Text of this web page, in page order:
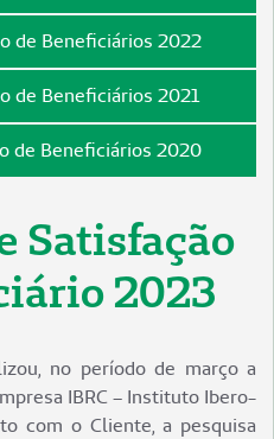
de Beneficiários 2022
de Beneficiários 2021
de Beneficiários 2020
Satisfação
2023
no período de março a
IBRC – Instituto Ibero-
com o Cliente, a pesquisa